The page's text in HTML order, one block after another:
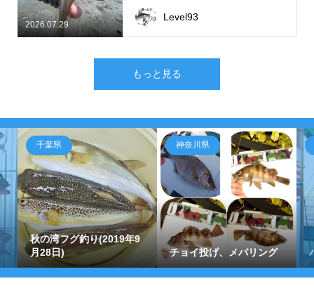
2026.07.29
Level93
もっと見る
千葉県
秋の湾フグ釣り(2019年9
月28日)
神奈川県
チョイ投げ、メバリング